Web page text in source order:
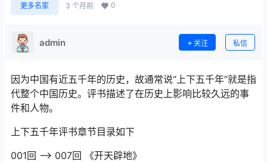
更多名家 3 个月前 0
admin 关注 私信
因为中国有近五千年的历史，故通常说“上下五千年”就是指
代整个中国历史。评书描述了在历史上影响比较久远的事
件和人物。
上下五千年评书章节目录如下
001回 –> 007回 《开天辟地》